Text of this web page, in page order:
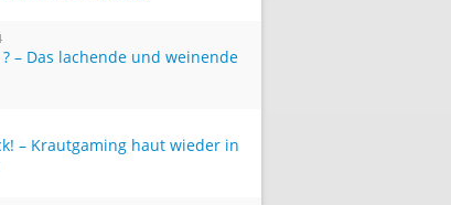
– Das lachende und weinende
– Krautgaming haut wieder in